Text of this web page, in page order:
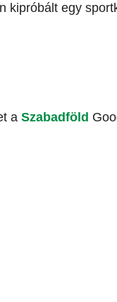
kipróbált egy
a Szabadföld